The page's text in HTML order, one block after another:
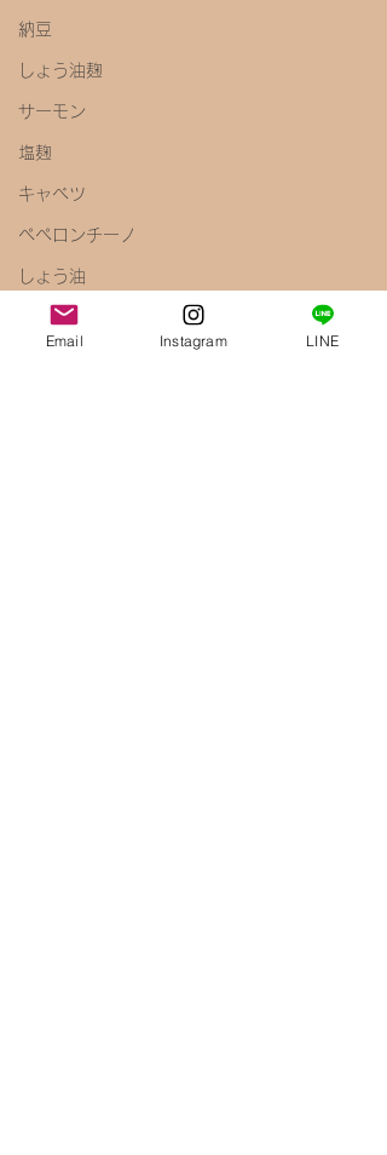
納豆
しょう油麹
サーモン
塩麹
キャベツ
ペペロンチーノ
しょう油
Email Instagram LINE